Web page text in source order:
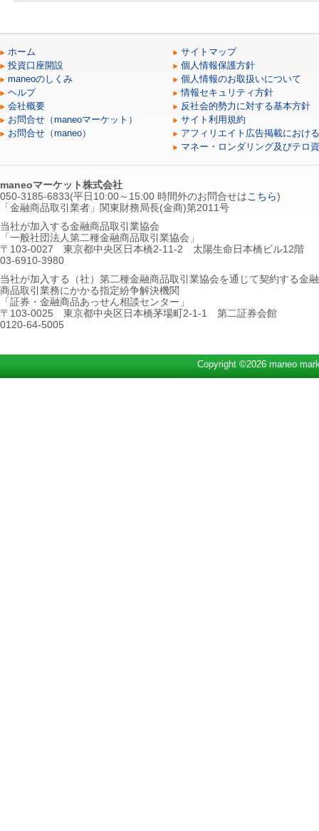
ホーム
投資口座開設
maneoのしくみ
ヘルプ
会社概要
お問合せ（maneoマーケット）
お問合せ（maneo）
サイトマップ
個人情報保護方針
個人情報のお取扱いについて
情報セキュリティ方針
反社会的勢力に対する基本方針
サイト利用規約
アフィリエイト広告掲載におけ
マネー・ロンダリング及びテロ
maneoマーケット株式会社
050-3185-6833(平日10:00～15:00 時間外のお問合せは こちら)
「金融商品取引業者」関東財務局長(金商)第2011号
当社が加入する金融商品取引業協会
「一般社団法人第二種金融商品取引業協会」
〒103-0027 東京都中央区日本橋2-11-2 太陽生命日本橋ビル12階
03-6910-3980
当社が加入する（社）第二種金融商品取引業協会を通じて契約する金融
商品取引業務にかかる指定紛争解決機関
「証券・金融商品あっせん相談センター」
〒103-0025 東京都中央区日本橋茅場町2-1-1 第二証券会館
0120-64-5005
Copyright ©2026 maneo